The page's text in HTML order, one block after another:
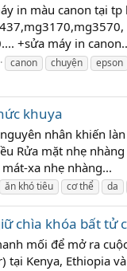
in màu canon tại
+sửa máy in
canon chuyện epson
khuya
nhân khiến
Rửa mặt nhẹ
xa nhẹ nhàng...
ăn khó tiêu cơ thể da
chìa khóa bất tử
mối để mở ra
tại Kenya, Ethiopia